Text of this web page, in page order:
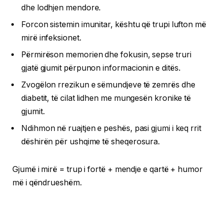
dhe lodhjen mendore.
Forcon sistemin imunitar, kështu që trupi lufton më
mirë infeksionet.
Përmirëson memorien dhe fokusin, sepse truri
gjatë gjumit përpunon informacionin e ditës.
Zvogëlon rrezikun e sëmundjeve të zemrës dhe
diabetit, të cilat lidhen me mungesën kronike të
gjumit.
Ndihmon në ruajtjen e peshës, pasi gjumi i keq rrit
dëshirën për ushqime të sheqerosura.
Gjumë i mirë = trup i fortë + mendje e qartë + humor
më i qëndrueshëm.